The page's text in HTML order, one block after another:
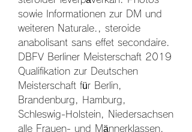
sowie Informationen zur DM und
weiteren Naturale., steroide
anabolisant sans effet secondaire.
DBFV Berliner Meisterschaft 2019
Qualifikation zur Deutschen
Meisterschaft für Berlin,
Brandenburg, Hamburg,
Schleswig-Holstein, Niedersachsen
alle Frauen- und Männerklassen.